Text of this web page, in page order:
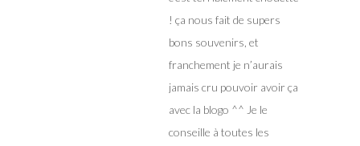
! ça nous fait de supers
bons souvenirs, et
franchement je n’aurais
jamais cru pouvoir avoir ça
avec la blogo ^^ Je le
conseille à toutes les